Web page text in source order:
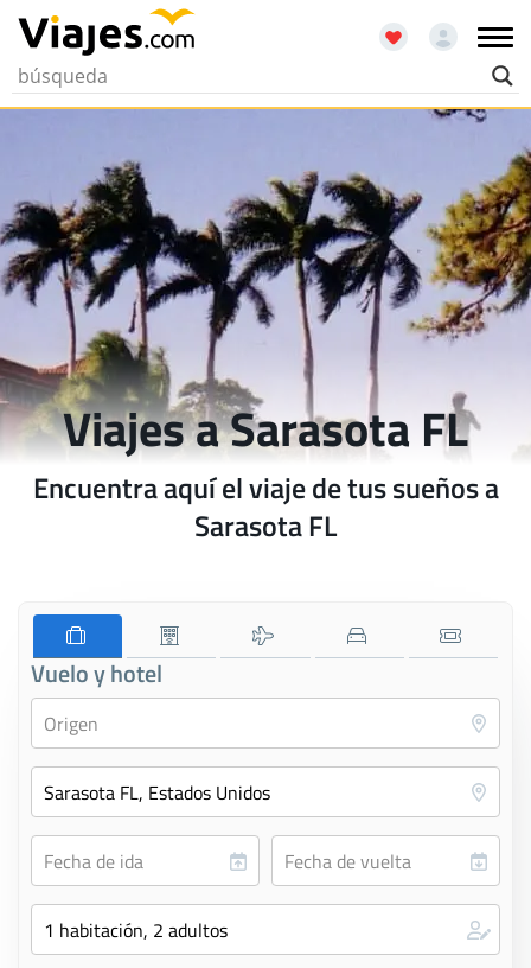
Viajes a Sarasota FL
Encuentra aquí el viaje de tus sueños a
Sarasota FL
Vuelo y hotel